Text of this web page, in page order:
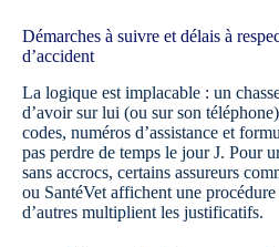
Démarches à suivre et délais à
d’accident
La logique est implacable : un
d’avoir sur lui (ou sur son
codes, numéros d’assistance et
pas perdre de temps le jour J. Pour
sans accrocs, certains assureurs
ou SantéVet affichent une
d’autres multiplient les justificatifs.